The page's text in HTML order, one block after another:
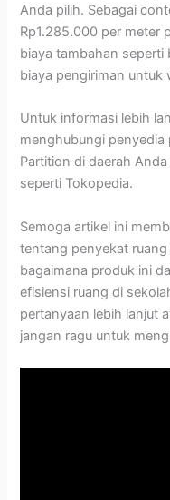
Anda pilih. Sebagai
Rp1.285.000 per meter
biaya tambahan seperti
biaya pengiriman untuk
Untuk informasi lebih
menghubungi penyedia
Partition di daerah
seperti Tokopedia.
Semoga artikel ini
tentang penyekat
bagaimana produk ini
efisiensi ruang di
pertanyaan lebih lanjut
jangan ragu untuk